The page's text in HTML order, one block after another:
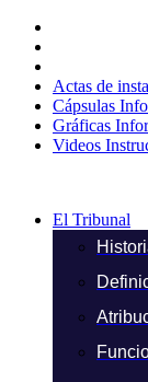
contenido
Actas de
Cápsulas
Gráficas
Videos
El Tribunal